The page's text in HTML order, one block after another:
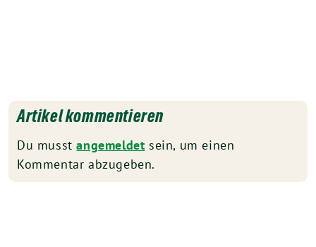
Artikel kommentieren
Du musstangemeldet sein, um einen
Kommentar abzugeben.